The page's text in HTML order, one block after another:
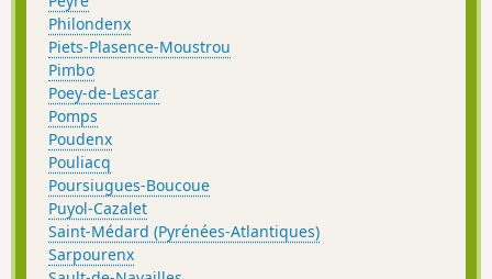
Philondenx
Piets-Plasence-Moustrou
Pimbo
Poey-de-Lescar
Pomps
Poudenx
Pouliacq
Poursiugues-Boucoue
Puyol-Cazalet
Saint-Médard (Pyrénées-Atlantiques)
Sarpourenx